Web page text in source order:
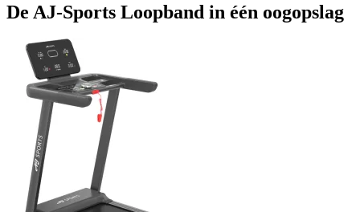
De AJ-Sports Loopband in één oogopslag